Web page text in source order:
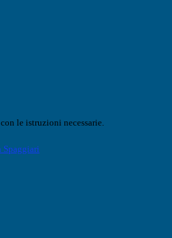
le istruzioni necessarie.
Spaggiari